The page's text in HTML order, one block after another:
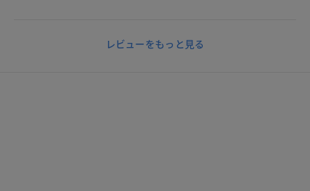
レビューをもっと見る